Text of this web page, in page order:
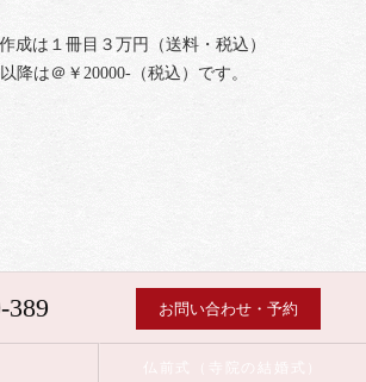
成は１冊目３万円（送料・税込）
降は＠￥20000-（税込）です。
389 お問い合わせ・予約